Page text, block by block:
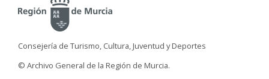
Consejería de Turismo, Cultura, Juventud y Deportes
© Archivo General de la Región de Murcia.